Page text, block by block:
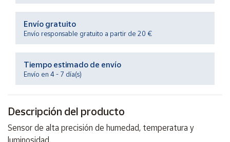
Contacto
Vendedores
Mapa de
vendedor
Área
Envío gratuito
Envío responsable gratuito a partir de 20 €
Tiempo estimado de envío
Envío en 4 - 7 día(s)
Descripción del producto
Sensor de alta precisión de humedad, temperatura y